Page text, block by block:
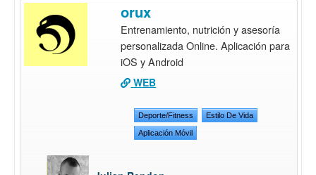
orux
Entrenamiento, nutrición y asesoría
personalizada Online. Aplicación para
iOS y Android
WEB
Deporte/Fitness Estilo De Vida
Aplicación Móvil